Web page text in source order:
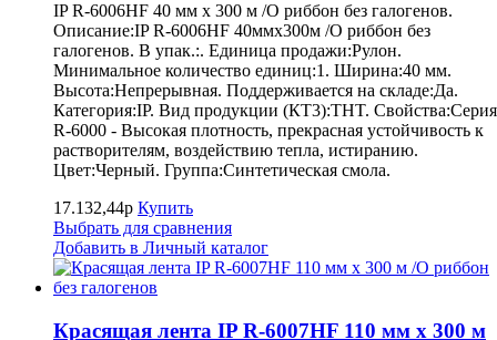
IP R-6006HF 40 мм x 300 м /O риббон без галогенов.
Описание:IP R-6006HF 40ммx300м /O риббон без
галогенов. В упак.:. Единица продажи:Рулон.
Минимальное количество единиц:1. Ширина:40 мм.
Высота:Непрерывная. Поддерживается на складе:Да.
Категория:IP. Вид продукции (КТ3):THT. Свойства:Серия
R-6000 - Высокая плотность, прекрасная устойчивость к
растворителям, воздействию тепла, истиранию.
Цвет:Черный. Группа:Синтетическая смола.
17.132,44р Купить
Выбрать для сравнения
Добавить в Личный каталог
Красящая лента IP R-6007HF 110 мм x 300 м